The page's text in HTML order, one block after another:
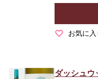
お気に
ダッシュ